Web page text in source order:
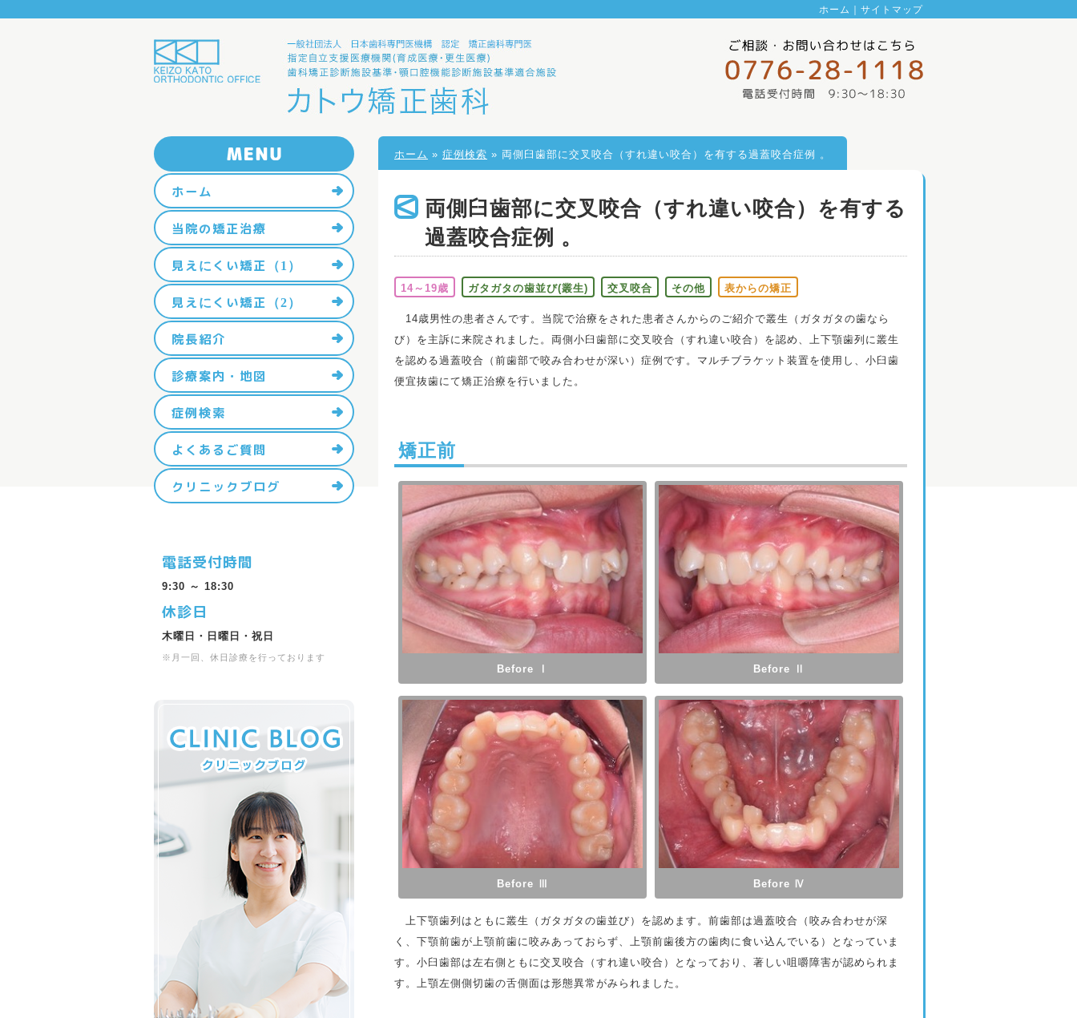
ホーム ｜ サイトマップ
ホーム » 症例検索 » 両側臼歯部に交叉咬合（すれ違い咬合）を有する過蓋咬合症例 。
両側臼歯部に交叉咬合（すれ違い咬合）を有する
過蓋咬合症例 。
14～19歳 ガタガタの歯並び(叢生) 交叉咬合 その他 表からの矯正
14歳男性の患者さんです。当院で治療をされた患者さんからのご紹介で叢生（ガタガタの歯なら
び）を主訴に来院されました。両側小臼歯部に交叉咬合（すれ違い咬合）を認め、上下顎歯列に叢生
を認める過蓋咬合（前歯部で咬み合わせが深い）症例です。マルチブラケット装置を使用し、小臼歯
便宜抜歯にて矯正治療を行いました。
矯正前
Before Ⅰ Before Ⅱ
Before Ⅲ Before Ⅳ
上下顎歯列はともに叢生（ガタガタの歯並び）を認めます。前歯部は過蓋咬合（咬み合わせが深
く、下顎前歯が上顎前歯に咬みあっておらず、上顎前歯後方の歯肉に食い込んでいる）となっていま
す。小臼歯部は左右側ともに交叉咬合（すれ違い咬合）となっており、著しい咀嚼障害が認められま
す。上顎左側側切歯の舌側面は形態異常がみられました。
ホーム
当院の矯正治療
見えにくい矯正（1）
見えにくい矯正（2）
院長紹介
診療案内・地図
症例検索
よくあるご質問
クリニックブログ
電話受付時間
9:30 ～ 18:30
休診日
木曜日・日曜日・祝日
※月一回、休日診療を行っております